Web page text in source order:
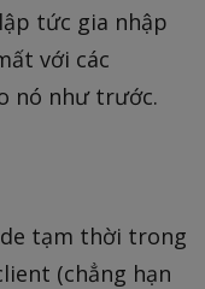
tức gia nhập
với các
nó như trước.
tạm thời trong
(chẳng hạn